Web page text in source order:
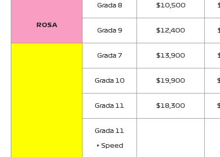
ROSA
Grada 8 $10,500
Grada 9 $12,400
Grada 7 $13,900
Grada 10 $19,900
Grada 11 $18,300
Grada 11
+ Speed